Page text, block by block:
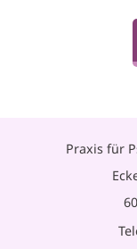
Praxis für